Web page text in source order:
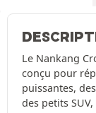
Le Nankang
conçu pour
puissantes,
des petits